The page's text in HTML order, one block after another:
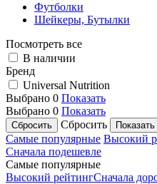
Футболки
Шейкеры, Бутылки
Посмотреть все
В наличии
Бренд
Universal Nutrition
Выбрано 0 Показать
Выбрано 0 Показать
Сбросить
Самые популярные Высокий
Сначала подешевле
Самые популярные
Высокий рейтингСначала